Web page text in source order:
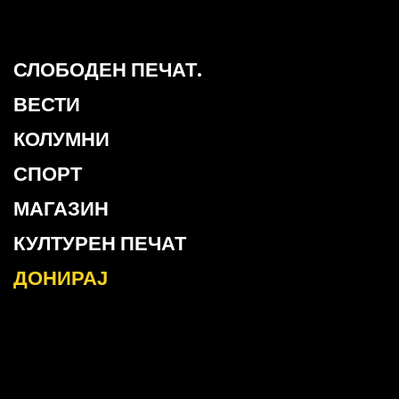
СЛОБОДЕН ПЕЧАТ.
ВЕСТИ
КОЛУМНИ
СПОРТ
МАГАЗИН
КУЛТУРЕН ПЕЧАТ
ДОНИРАЈ